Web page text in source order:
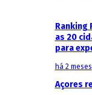
Ranking
as 20
para
há 2 meses
Açores